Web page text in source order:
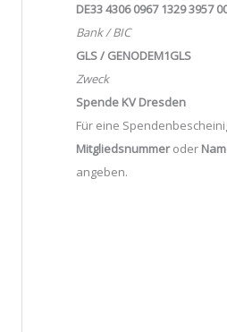
DE33 4306 0967 1329 3957
Bank / BIC
GLS / GENODEM1GLS
Zweck
Spende KV Dresden
Für eine
Mitgliedsnummeroder
angeben.